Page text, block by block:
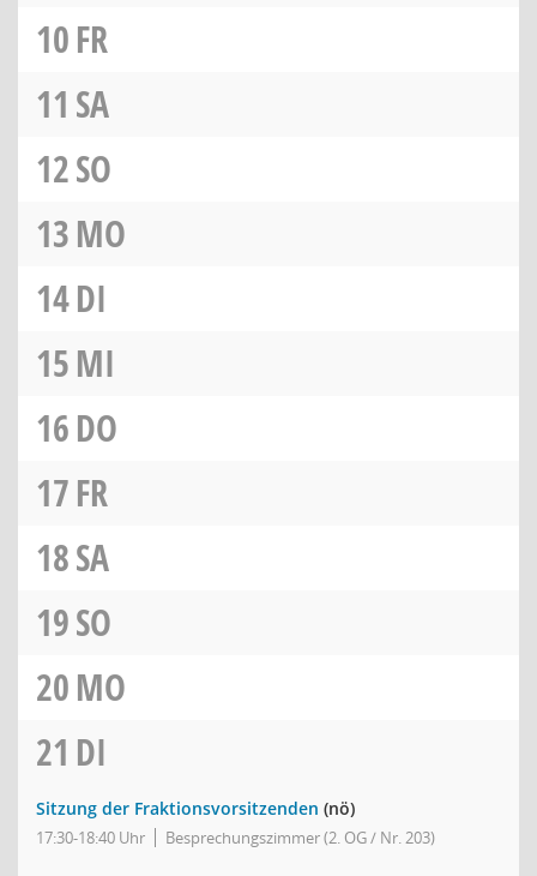
10FR
11 SA
12SO
13MO
14DI
15MI
16DO
17FR
18SA
19SO
20MO
21 DI
Sitzung der Fraktionsvorsitzenden (nö)
17:30-18:40 Uhr Besprechungszimmer (2. OG / Nr. 203)